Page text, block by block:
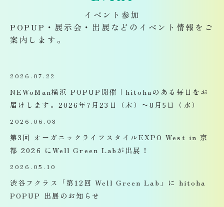
イベント参加
POPUP・展示会・出展などのイベント情報をご
案内します。
2026.07.22
NEWoMan横浜 POPUP開催｜hitohaのある毎日をお
届けします。2026年7月23日（木）〜8月5日（水）
2026.06.08
第3回 オーガニックライフスタイルEXPO West in 京
都 2026 にWell Green Labが出展！
2026.05.10
渋谷フクラス「第12回 Well Green Lab」に hitoha
POPUP 出展のお知らせ